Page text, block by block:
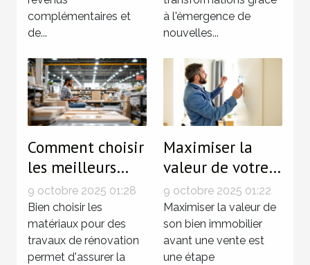
complémentaires et
de...
à l'émergence de
nouvelles...
Comment choisir
les meilleurs
matériaux pour
vos travaux de
rénovation
9 octobre 2025 01:28
Bien choisir les
matériaux pour des
travaux de rénovation
permet d'assurer la
Maximiser la
valeur de votre
bien avant la
vente :
techniques
éprouvées
9 octobre 2025 01:22
Maximiser la valeur de
son bien immobilier
avant une vente est
une étape